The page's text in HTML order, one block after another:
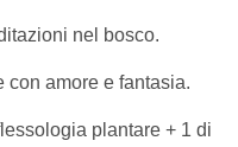
nel bosco.
con amore e fantasia.
plantare + 1 di